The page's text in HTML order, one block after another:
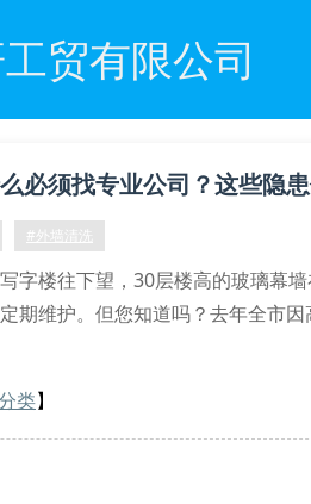
贸有限公司
必须找专业公司？这些隐
#外墙清洗
字楼往下望，30层楼高的玻璃幕
期维护。但您知道吗？去年全市
规公司持有高空悬挂作业证，员工
国凯驰高压水枪，出水量精确控
类】